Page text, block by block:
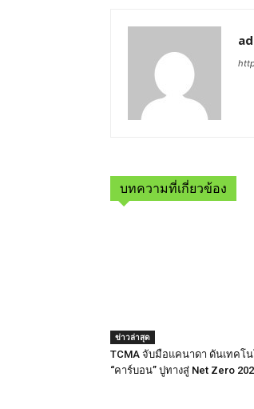
บทความที่เกี่ยวข้อง
ข่าวล่าสุด
TCMA จับมือแคนาดา ดันเทคโ
“คาร์บอน” ปูทางสู่ Net Zero